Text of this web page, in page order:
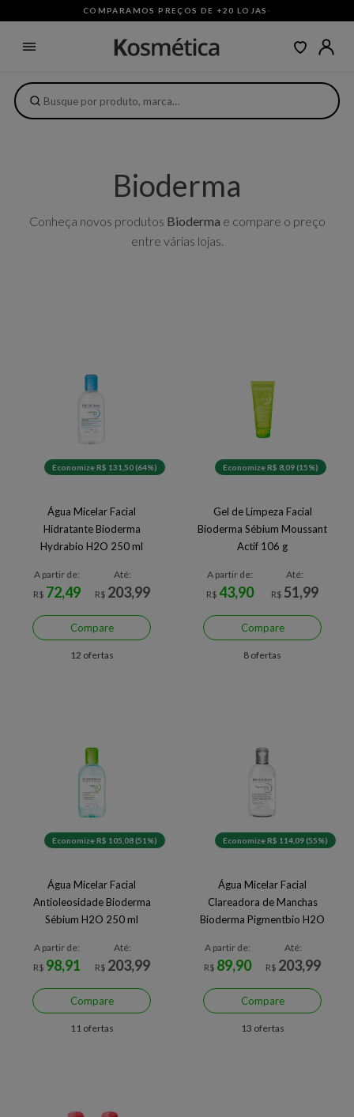
COMPARAMOS PREÇOS DE +20 LOJAS ·
Bioderma
Conheça novos produtos Bioderma e compare o preço
entre várias lojas.
Economize R$ 131,50 (64%)
Água Micelar Facial
Hidratante Bioderma
Hydrabio H2O 250 ml
A partir de:
R$ 72,49
Até:
R$ 203,99
Compare
12 ofertas
Economize R$ 8,09 (15%)
Gel de Limpeza Facial
Bioderma Sébium Moussant
Actif 106 g
A partir de:
R$43,90
Até:
R$ 51,99
Compare
8 ofertas
Economize R$ 105,08 (51%)
Água Micelar Facial
Antioleosidade Bioderma
Sébium H2O 250 ml
A partir de:
R$ 98,91
Até:
R$ 203,99
Compare
11 ofertas
Economize R$ 114,09 (55%)
Água Micelar Facial
Clareadora de Manchas
Bioderma Pigmentbio H2O
A partir de:
R$ 89,90
Até:
R$ 203,99
Compare
13 ofertas